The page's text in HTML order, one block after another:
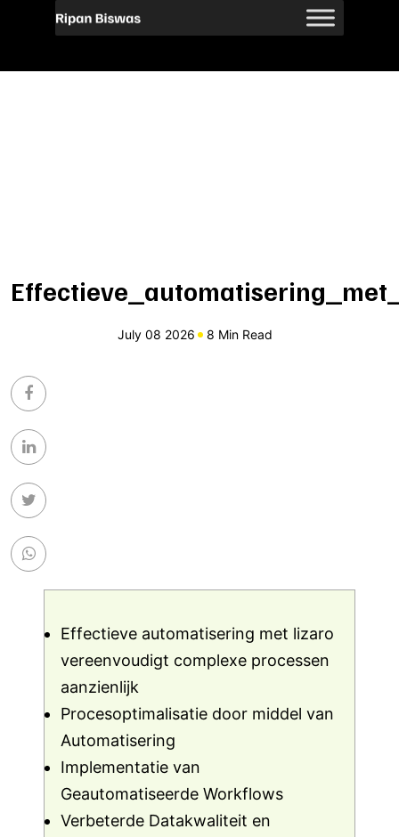
July 08 2026 8 Min Read
Effectieve automatisering met lizaro
vereenvoudigt complexe processen
aanzienlijk
Procesoptimalisatie door middel van
Automatisering
Implementatie van
Geautomatiseerde Workflows
Verbeterde Datakwaliteit en